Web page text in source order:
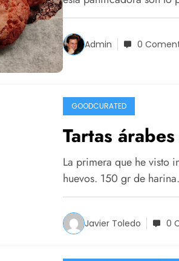
Admin 0
GOODCURATED
Tartas
La primera que he visto
huevos. 150 gr de
Javier Toledo 0